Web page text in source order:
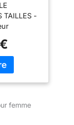
de
avec
40)
TAILLES -
dans la
vous
grande.
femme